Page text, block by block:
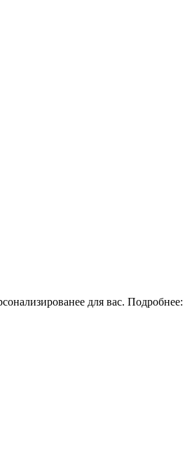
для вас. Подробнее: